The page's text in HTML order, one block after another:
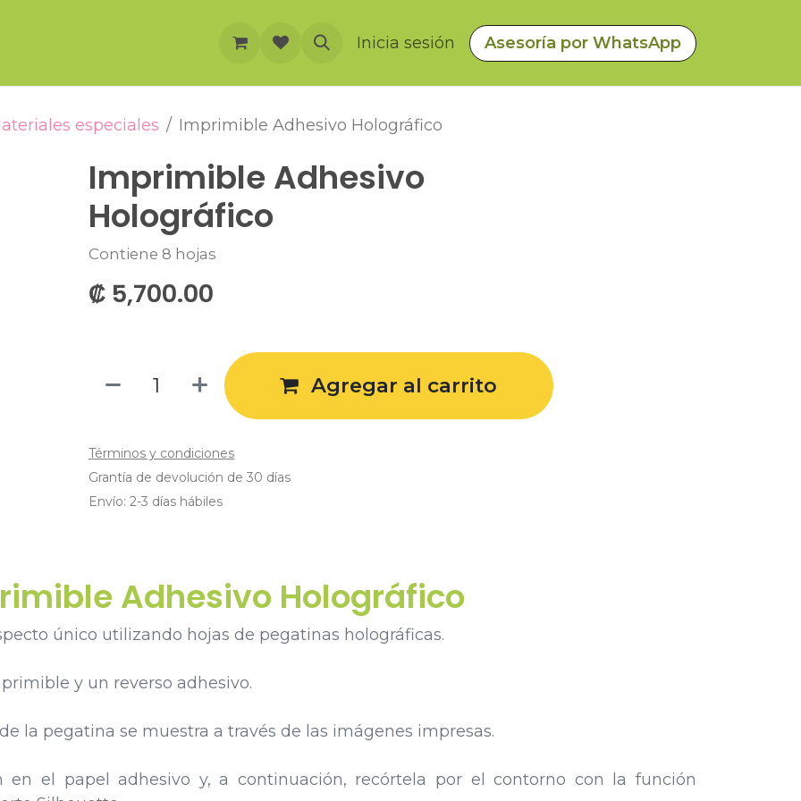
Eventos Inicia sesión Asesoría por WhatsApp
especiales Imprimible Adhesivo Holográfico
Imprimible Adhesivo
Holográfico
Contiene 8 hojas
₡ 5,700.00
Agregar al carrito
Términos y condiciones
Grantía de devolución de 30 días
Envío: 2-3 días hábiles
Adhesivo Holográfico​
único utilizando hojas de pegatinas holográficas.
y un reverso adhesivo.
la pegatina se muestra a través de las imágenes impresas.
el papel adhesivo y, a continuación, recórtela por el contorno con la función